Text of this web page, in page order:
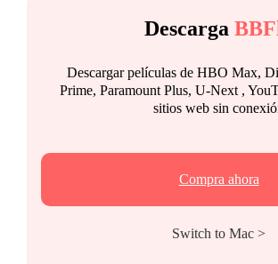
Descarga
Descargar películas de HBO Max,
Prime, Paramount Plus, U-Next ,
sitios web sin
Compra ahora
Switch to Mac >